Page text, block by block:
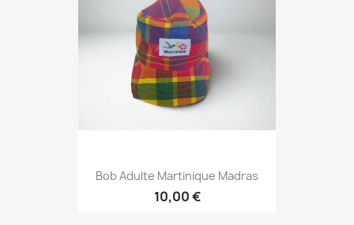
Bob Adulte Martinique Madras
10,00 €